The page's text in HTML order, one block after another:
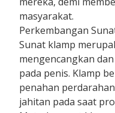
masyarakat.
Perkembangan
Sunat klamp
mengencangkan
pada penis. Klamp
penahan
jahitan pada saat